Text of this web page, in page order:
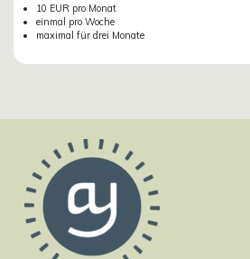
10 EUR pro Monat
einmal pro Woche
maximal für drei Monate